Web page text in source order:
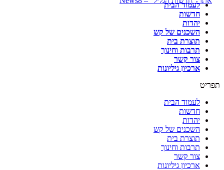
לעמוד הבית
חדשות
יהדות
השכנים של קש
תוצרת בית
תרבות וחינוך
צור קשר
ארכיון גיליונות
תפריט
לעמוד הבית
חדשות
יהדות
השכנים של קש
תוצרת בית
תרבות וחינוך
צור קשר
ארכיון גיליונות